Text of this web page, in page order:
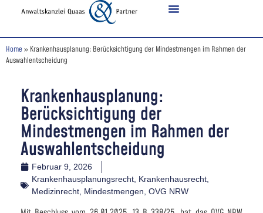
Home » Krankenhausplanung: Berücksichtigung der Mindestmengen im Rahmen der
Auswahlentscheidung
Krankenhausplanung:
Berücksichtigung der
Mindestmengen im Rahmen der
Auswahlentscheidung
Februar 9, 2026
Krankenhausplanungsrecht Krankenhausrecht
Medizinrecht Mindestmengen OVG NRW